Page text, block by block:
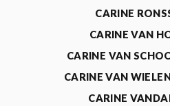
CARINE
CARINE VAN
CARINE VAN
CARINE VAN
CARINE